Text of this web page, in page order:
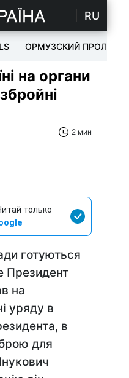
RU
ОРМУЗСКИЙ ПРОЛИВ
на органи
2 мин
только
готуються
Президент
на
уряду в
в
для